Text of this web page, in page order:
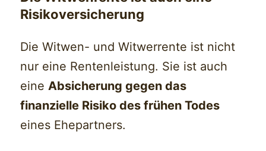
Risikoversicherung
Die Witwen- und Witwerrente ist nicht
nur eine Rentenleistung. Sie ist auch
eine Absicherung gegen das
finanzielle Risiko des frühen Todes
eines Ehepartners.